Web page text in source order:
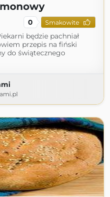
0 Smakowite
będzie pachniał
przepis na fiński
do świątecznego